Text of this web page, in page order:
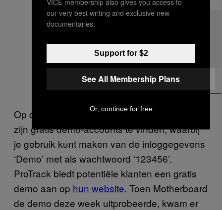
Op de
Google Play-app-pagina van iTrack
zijn gratis demo-accounts te vinden, waarbij
je gebruik kunt maken van de inloggegevens
‘Demo’ met als wachtwoord ‘123456’.
ProTrack biedt potentiële klanten een gratis
demo aan op hun website. Toen Motherboard
de demo deze week uitprobeerde, kwam er
our very best writing and exclusive new
documentaries.
Support for $2
See All Membership Plans
Or, continue for free